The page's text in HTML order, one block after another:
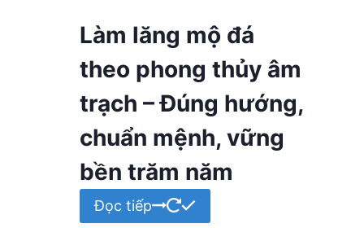
Làm lăng mộ đá
theo phong thủy âm
trạch – Đúng hướng,
chuẩn mệnh, vững
bền trăm năm
Đọc tiếp